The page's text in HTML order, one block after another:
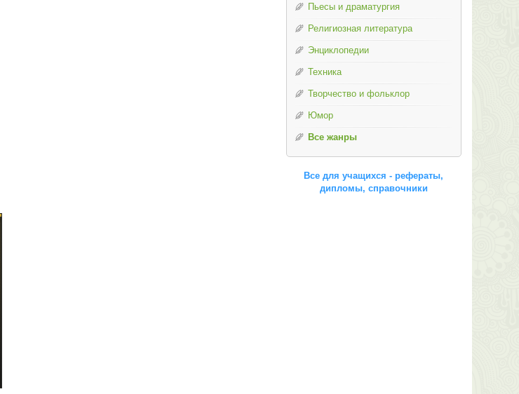
Пьесы и драматургия
Религиозная литература
Энциклопедии
Техника
Творчество и фольклор
Юмор
Все жанры
Все для учащихся - рефераты,
дипломы, справочники